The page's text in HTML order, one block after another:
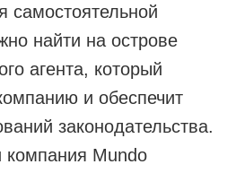
самостоятельной
найти на острове
агента, который
и обеспечит
законодательства.
Mundo